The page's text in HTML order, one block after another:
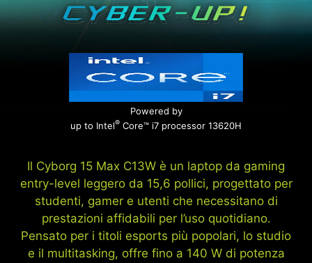
Powered by
up to Intel® Core™ i7 processor 13620H
Il Cyborg 15 Max C13W è un laptop da gaming
entry-level leggero da 15,6 pollici, progettato per
studenti, gamer e utenti che necessitano di
prestazioni affidabili per l’uso quotidiano.
Pensato per i titoli esports più popolari, lo studio
e il multitasking, offre fino a 140 W di potenza